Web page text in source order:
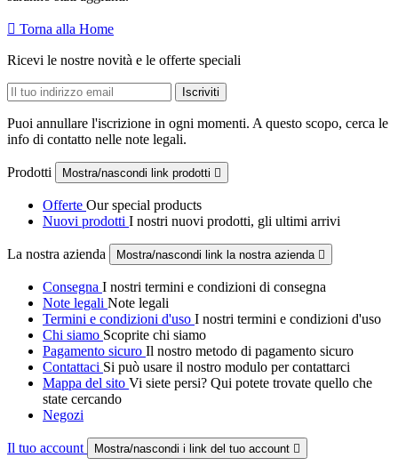
 Torna alla Home
Ricevi le nostre novità e le offerte speciali
Puoi annullare l'iscrizione in ogni momenti. A questo scopo, cerca le
info di contatto nelle note legali.
Prodotti Mostra/nascondi link prodotti 
Offerte Our special products
Nuovi prodotti I nostri nuovi prodotti, gli ultimi arrivi
La nostra azienda Mostra/nascondi link la nostra azienda 
Consegna I nostri termini e condizioni di consegna
Note legali Note legali
Termini e condizioni d'uso I nostri termini e condizioni d'uso
Chi siamo Scoprite chi siamo
Pagamento sicuro Il nostro metodo di pagamento sicuro
Contattaci Si può usare il nostro modulo per contattarci
Mappa del sito Vi siete persi? Qui potete trovate quello che
state cercando
Negozi
Il tuo account Mostra/nascondi i link del tuo account 